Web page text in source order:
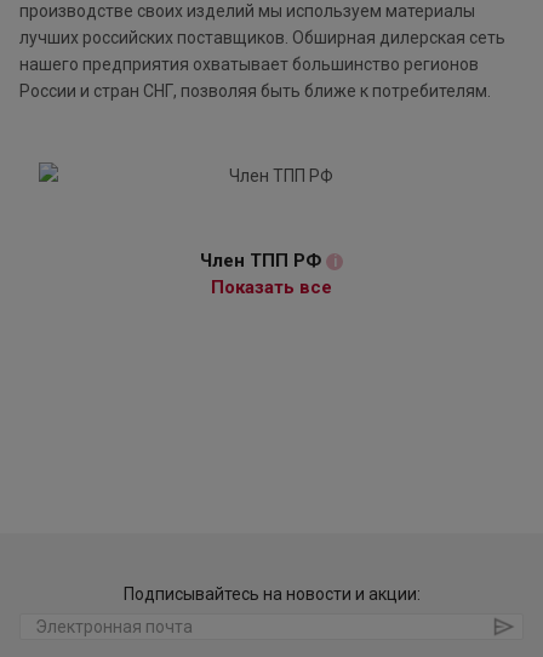
производстве своих изделий мы используем материалы
лучших российских поставщиков. Обширная дилерская сеть
нашего предприятия охватывает большинство регионов
России и стран СНГ, позволяя быть ближе к потребителям.
Член ТПП РФ i
Показать все
Подписывайтесь на новости и акции: